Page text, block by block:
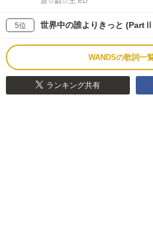
5位 世界中の誰よりきっと
WANDSの歌詞一
ランキング共有